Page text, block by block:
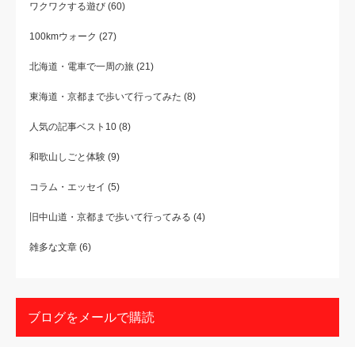
ワクワクする遊び (60)
100kmウォーク (27)
北海道・電車で一周の旅 (21)
東海道・京都まで歩いて行ってみた (8)
人気の記事ベスト10 (8)
和歌山しごと体験 (9)
コラム・エッセイ (5)
旧中山道・京都まで歩いて行ってみる (4)
雑多な文章 (6)
ブログをメールで購読